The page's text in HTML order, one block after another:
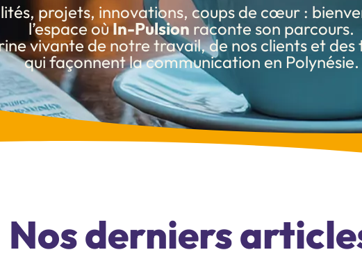
projets, innovations, coups de cœur :
l’espace oùIn-Pulsion raconte son parcours.
vivante de notre travail, de nos clients et des
qui façonnent la communication en Polynésie.
Nos derniers